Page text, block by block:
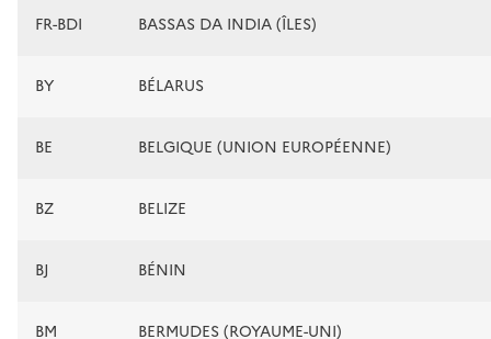
FR-BDI BASSAS DA INDIA (ÎLES)
BY BÉLARUS
BE BELGIQUE (UNION EUROPÉENNE)
BZ BELIZE
BJ BÉNIN
BM BERMUDES (ROYAUME-UNI)